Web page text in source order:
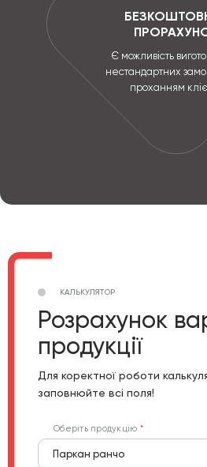
Є можливість
нестандартних
проханням
КАЛЬКУЛЯТОР
Розрахунок
продукції
Для коректної роботи
заповнюйте всі поля!
Оберіть продукцію
Паркан ранчо